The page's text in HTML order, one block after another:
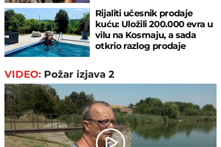
Rijaliti učesnik prodaje
kuću: Uložili 200.000 evra u
vilu na Kosmaju, a sada
otkrio razlog prodaje
VIDEO: Požar izjava 2